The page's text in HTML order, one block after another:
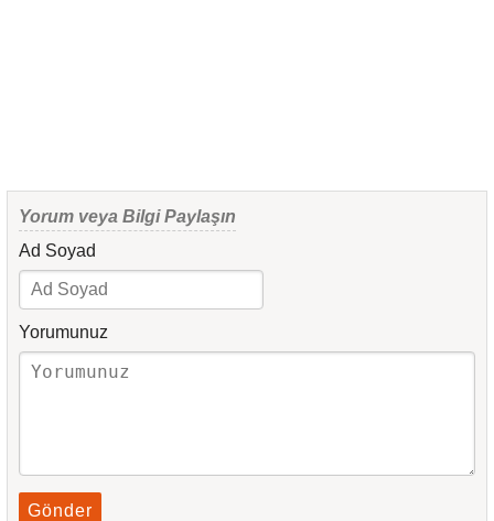
Yorum veya Bilgi Paylaşın
Ad Soyad
Yorumunuz
Gönder